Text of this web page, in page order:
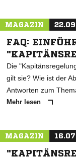
MAGAZIN
FAQ:
Die
gilt sie? Wie ist der
Antworten zum
Mehr lesen
MAGAZIN